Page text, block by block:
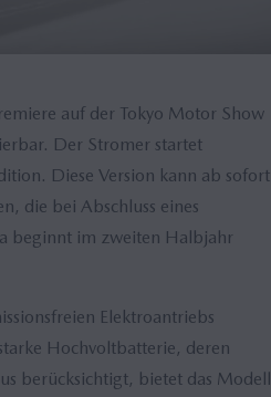
auf der Tokyo Motor Show
Der Stromer startet
Diese Version kann ab sofort
die bei Abschluss eines
beginnt im zweiten Halbjahr
Elektroantriebs
Hochvoltbatterie, deren
berücksichtigt, bietet das Modell